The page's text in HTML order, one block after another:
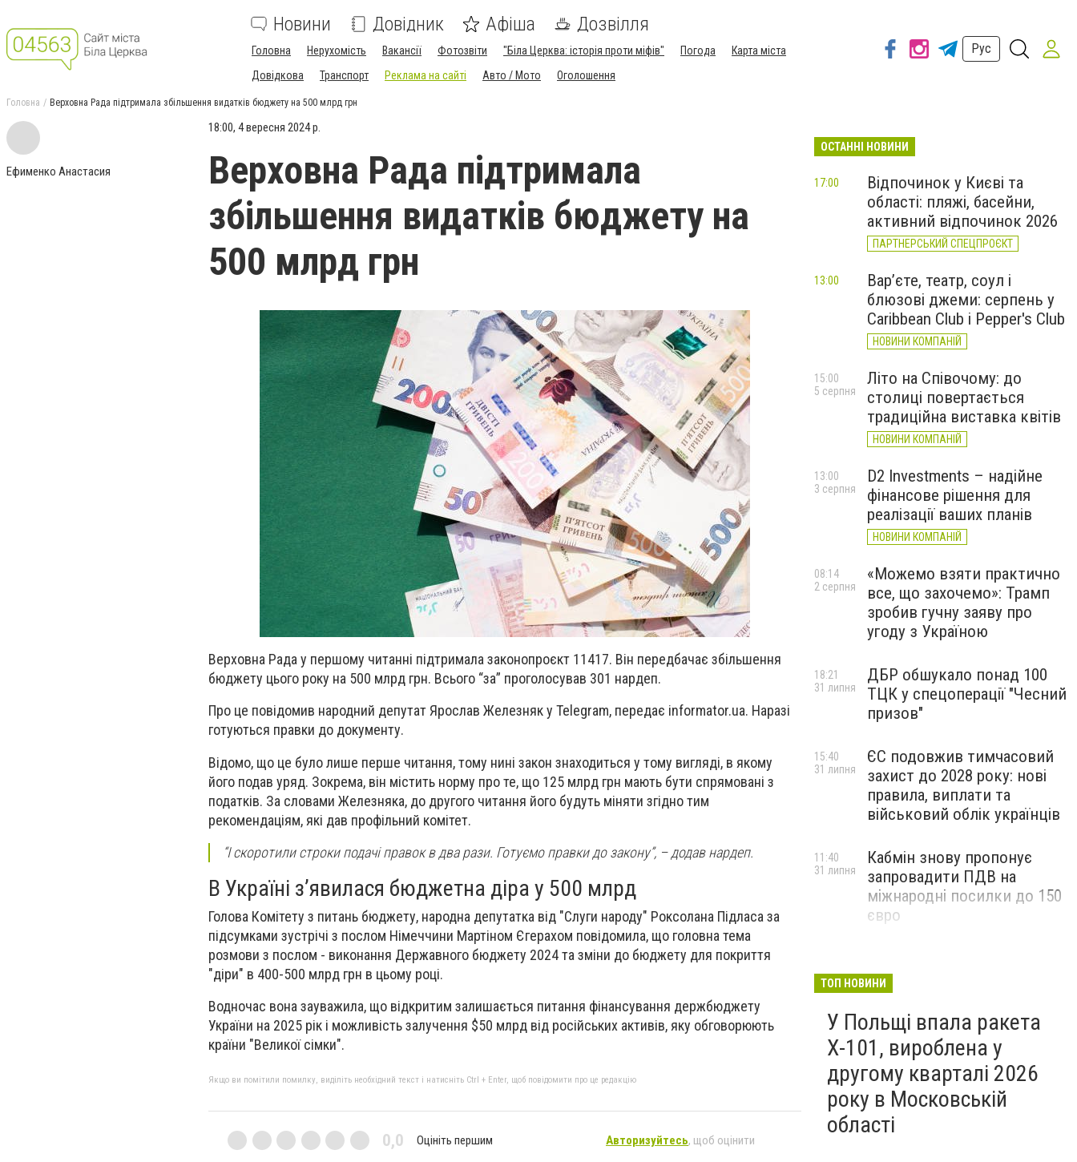
Новини Довідник Афіша Дозвілля
Головна Нерухомість Вакансії Фотозвіти "Біла Церква: історія проти міфів" Погода
Карта міста
Довідкова
Транспорт Реклама на сайті Авто / Мото Оголошення
Рус
Головна Верховна Рада підтримала збільшення видатків бюджету на 500 млрд грн
Ефименко Анастасия
18:00, 4 вересня 2024 р.
Верховна Рада підтримала
збільшення видатків бюджету на
500 млрд грн
Верховна Рада у першому читанні підтримала законопроєкт 11417. Він передбачає збільшення
бюджету цього року на 500 млрд грн. Всього “за” проголосував 301 нардеп.
Про це повідомив народний депутат Ярослав Железняк у Telegram, передає informator.ua. Наразі
готуються правки до документу.
Відомо, що це було лише перше читання, тому нині закон знаходиться у тому вигляді, в якому
його подав уряд. Зокрема, він містить норму про те, що 125 млрд грн мають бути спрямовані з
податків. За словами Железняка, до другого читання його будуть міняти згідно тим
рекомендаціям, які дав профільний комітет.
“І скоротили строки подачі правок в два рази. Готуємо правки до закону”, – додав нардеп.
В Україні з’явилася бюджетна діра у 500 млрд
Голова Комітету з питань бюджету, народна депутатка від "Слуги народу" Роксолана Підласа за
підсумками зустрічі з послом Німеччини Мартіном Єгерахом повідомила, що головна тема
розмови з послом - виконання Державного бюджету 2024 та зміни до бюджету для покриття
"діри" в 400-500 млрд грн в цьому році.
Водночас вона зауважила, що відкритим залишається питання фінансування держбюджету
України на 2025 рік і можливість залучення $50 млрд від російських активів, яку обговорюють
країни "Великої сімки".
Якщо ви помітили помилку, виділіть необхідний текст і натисніть Ctrl + Enter, щоб повідомити про це редакцію
0,0 Оцініть першим Авторизуйтесь, щоб оцінити
ОСТАННІ НОВИНИ
Відпочинок у Києві та
області: пляжі, басейни,
активний відпочинок 2026
ПАРТНЕРСЬКИЙ СПЕЦПРОЄКТ
17:00
Вар’єте, театр, соул і
блюзові джеми: серпень у
Caribbean Club і Pepper's Club
НОВИНИ КОМПАНІЙ
13:00
Літо на Співочому: до
столиці повертається
традиційна виставка квітів
НОВИНИ КОМПАНІЙ
15:00
5 серпня
D2 Investments – надійне
фінансове рішення для
реалізації ваших планів
НОВИНИ КОМПАНІЙ
13:00
3 серпня
«Можемо взяти практично
все, що захочемо»: Трамп
зробив гучну заяву про
угоду з Україною
08:14
2 серпня
ДБР обшукало понад 100
ТЦК у спецоперації "Чесний
призов"
18:21
31 липня
ЄС подовжив тимчасовий
захист до 2028 року: нові
правила, виплати та
військовий облік українців
15:40
31 липня
Кабмін знову пропонує
запровадити ПДВ на
міжнародні посилки до 150
євро
11:40
31 липня
ТОП НОВИНИ
У Польщі впала ракета
Х-101, вироблена у
другому кварталі 2026
року в Московській
області